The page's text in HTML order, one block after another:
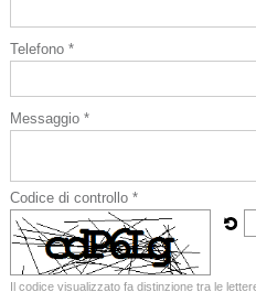
Telefono *
Messaggio *
Codice di controllo *
Il codice visualizzato fa distinzione tra le